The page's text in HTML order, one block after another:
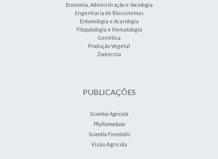
Economia, Administração e Sociologia
Engenharia de Biossistemas
Entomologia e Acarologia
Fitopatologia e Nematologia
Genética
Produção Vegetal
Zootecnia
PUBLICAÇÕES
Scientia Agricola
Phyllomedusa
Scientia Forestalis
Visão Agrícola